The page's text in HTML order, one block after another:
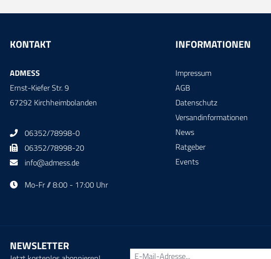
KONTAKT
ADMESS
Ernst-Kiefer Str. 9
67292 Kirchheimbolanden
06352/78998-0
06352/78998-20
info@admess.de
Mo-Fr // 8:00 - 17:00 Uhr
INFORMATIONEN
Impressum
AGB
Datenschutz
Versandinformationen
News
Ratgeber
Events
NEWSLETTER